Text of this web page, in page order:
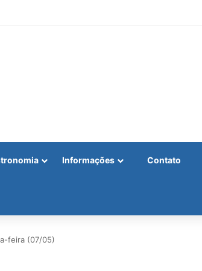
Informações Contato
feira (07/05)